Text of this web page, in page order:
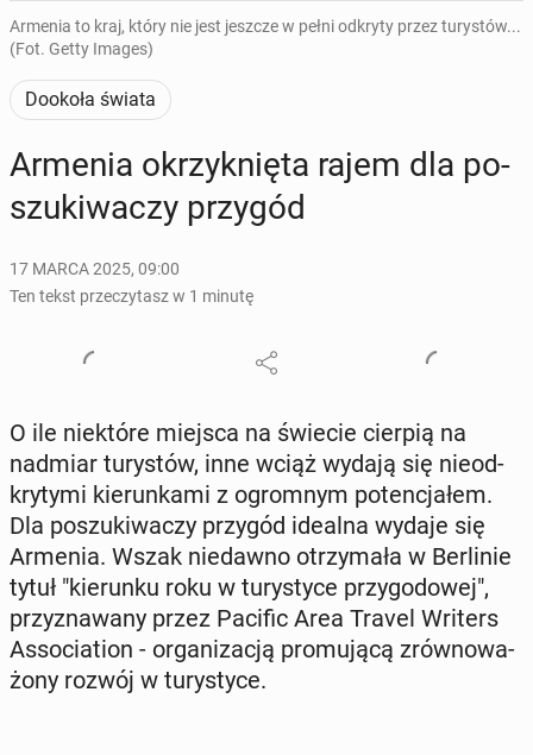
Armenia to kraj, który nie jest jeszcze w pełni odkryty przez turystów...
(Fot. Getty Images)
Dookoła świata
Armenia okrzyk­nię­ta rajem dla po­
szu­ki­wa­czy przygód
17 MARCA 2025, 09:00
Ten tekst przeczytasz w 1 minutę
O ile nie­któ­re miejsca na świecie cierpią na
nadmiar tu­ry­stów, inne wciąż wydają się nie­od­
kry­ty­mi kie­run­ka­mi z ogrom­nym po­ten­cja­łem.
Dla po­szu­ki­wa­czy przygód idealna wydaje się
Armenia. Wszak nie­daw­no otrzy­ma­ła w Ber­li­nie
tytuł "kie­run­ku roku w tu­ry­sty­ce przy­go­do­wej",
przy­zna­wa­ny przez Pacific Area Travel Writers
As­so­cia­tion - or­ga­ni­za­cją pro­mu­ją­cą zrów­no­wa­
żo­ny rozwój w tu­ry­sty­ce.